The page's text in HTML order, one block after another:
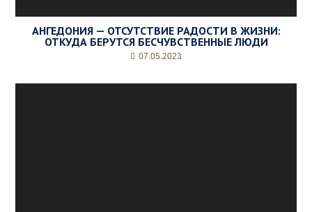
м
АНГЕДОНИЯ — ОТСУТСТВИЕ РАДОСТИ В ЖИЗНИ:
ОТКУДА БЕРУТСЯ БЕСЧУВСТВЕННЫЕ ЛЮДИ
07.05.2023